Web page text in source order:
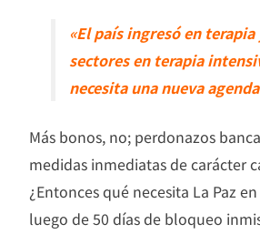
«El país ingresó en
sectores en terapia
necesita una nueva
Más bonos, no; perdonazos
medidas inmediatas de carácter
¿Entonces qué necesita La Paz
luego de 50 días de bloqueo